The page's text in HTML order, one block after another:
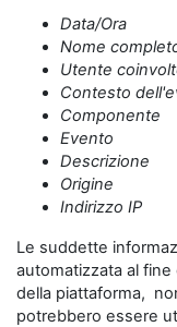
Data/Ora
Nome
Utente
Contesto
Componente
Evento
Descrizione
Origine
Indirizzo IP
Le suddette
automatizzata al
della piattaforma,
potrebbero essere